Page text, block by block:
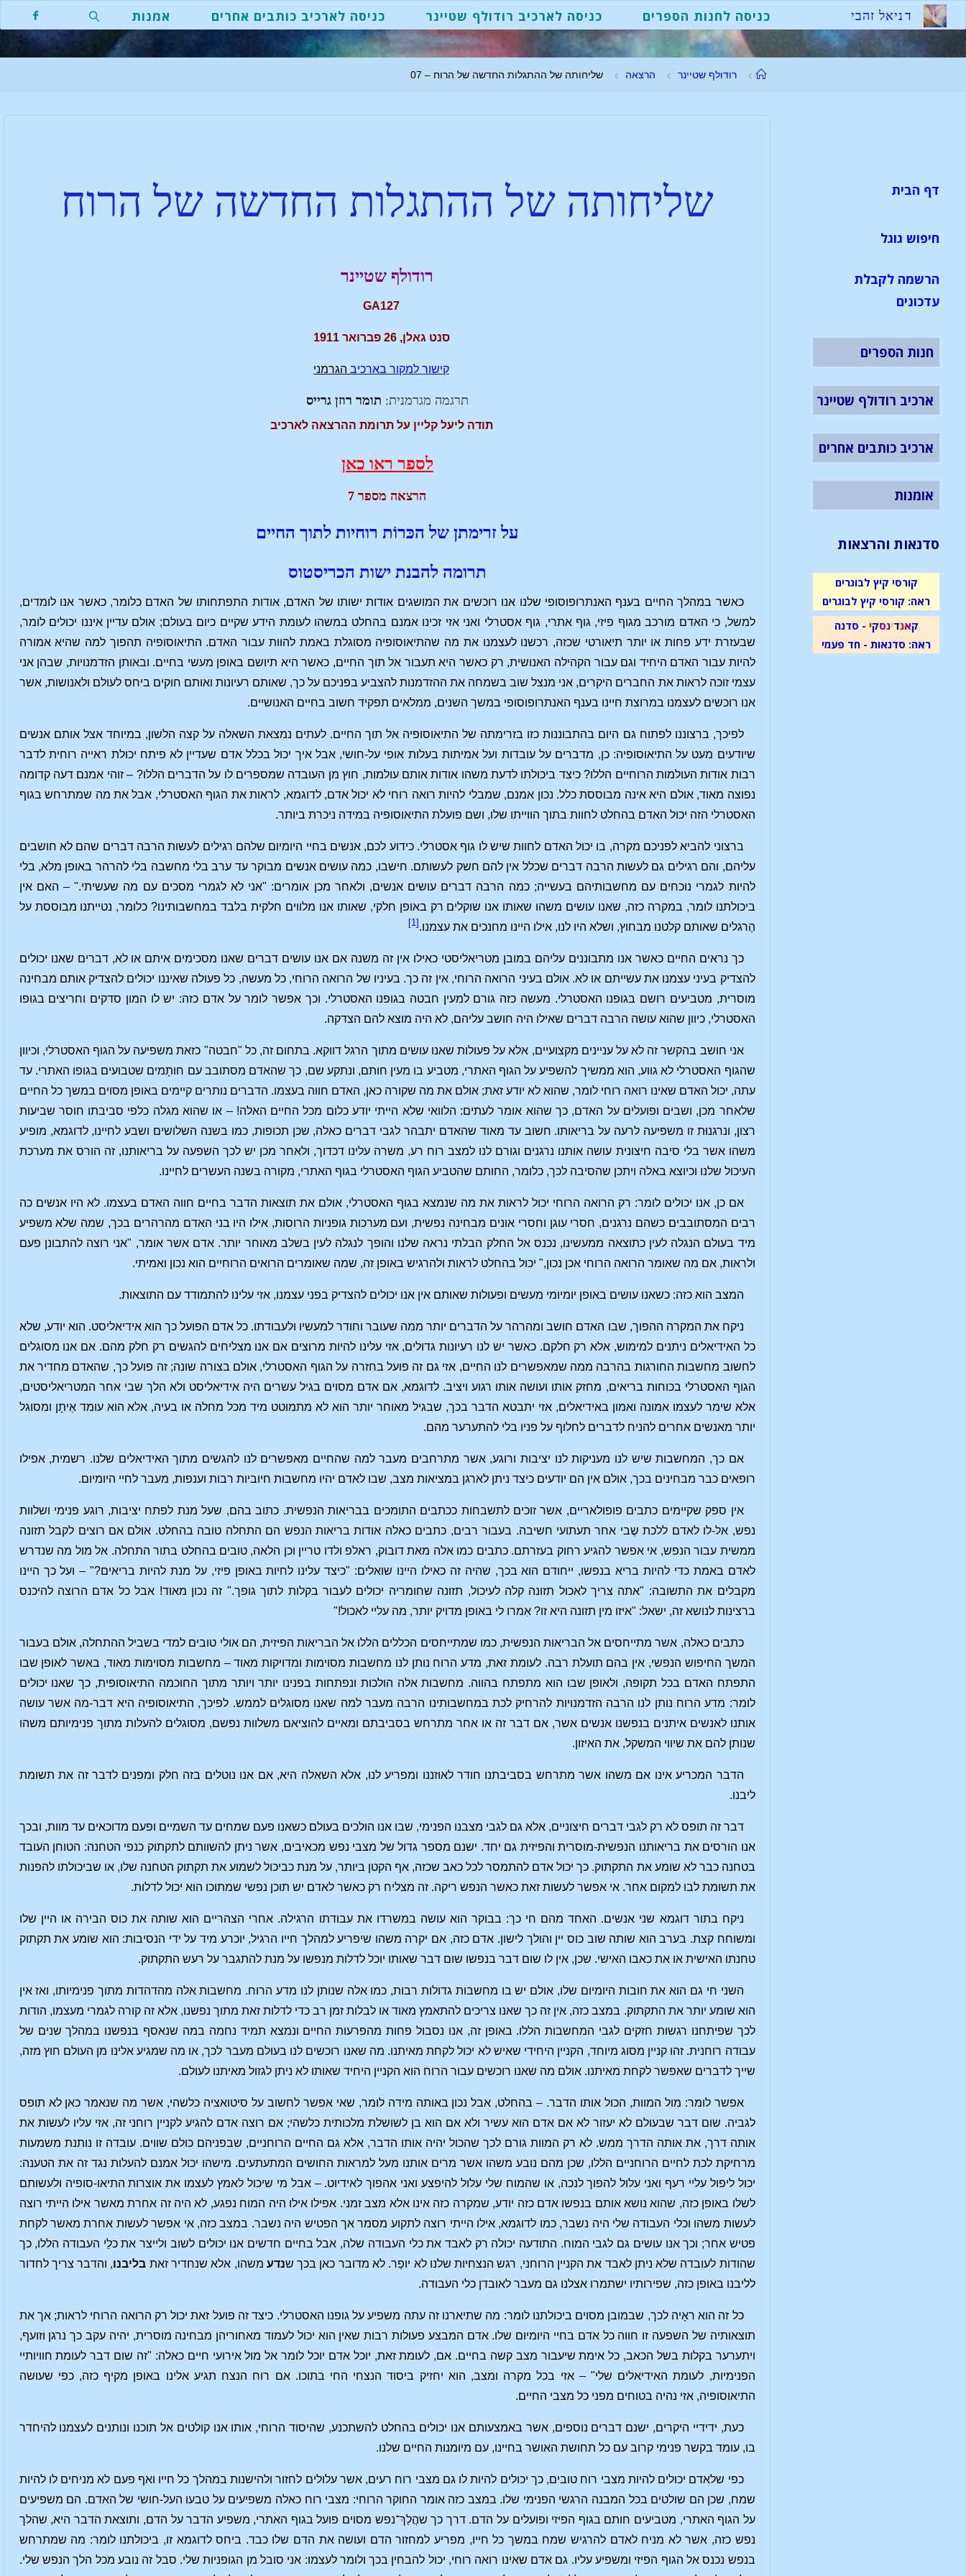
דניאל זהבי כניסה לחנות הספרים כניסה לארכיב רודולף שטיינר כניסה לארכיב כותבים אחרים אמנות
רודולף שטיינר הרצאה שליחותה של ההתגלות החדשה של הרוח – 07
שליחותה של ההתגלות החדשה של הרוח
רודולף שטיינר
GA127
סנט גאלן, 26 פברואר 1911
קישור למקור בארכיבהגרמני
תרגמה מגרמנית: תומר רוזן גרייס
תודה ליעל קליין על תרומת ההרצאה לארכיב
לספר ראו כאן
הרצאה מספר 7
על זרימתן של הכּרוֹת רוחיות לתוך החיים
תרומה להבנת ישות הכריסטוס
כאשר במהלך החיים בענף האנתרופוסופי שלנו אנו רוכשים את המושגים אודות ישותו של האדם, אודות התפתחותו של האדם כלומר, כאשר אנו לומדים,
למשל, כי האדם מורכב מגוף פיזי, גוף אתרי, גוף אסטרלי ואני אזי זכינו אמנם בהחלט במשהו לעומת הידע שקיים כיום בעולם; אולם עדיין איננו יכולים לומר,
שבעזרת ידע פחות או יותר תיאורטי שכזה, רכשנו לעצמנו את מה שהתיאוסופיה מסוגלת באמת להוות עבור האדם. התיאוסופיה תהפוך למה שהיא אמורה
להיות עבור האדם היחיד וגם עבור הקהילה האנושית, רק כאשר היא תעבור אל תוך החיים, כאשר היא תיושם באופן מעשי בחיים. ובאותן הזדמנויות, שבהן אני
עצמי זוכה לראות את החברים היקרים, אני מנצל שוב בשמחה את ההזדמנות להצביע בפניכם על כך, שאותם רעיונות ואותם חוקים ביחס לעולם ולאנושות, אשר
אנו רוכשים לעצמנו במרוצת חיינו בענף האנתרופוסופי במשך השנים, ממלאים תפקיד חשוב בחיים האנושיים.
לפיכך, ברצוננו לפתוח גם היום בהתבוננות כזו בזרימתה של התיאוסופיה אל תוך החיים. לעתים נמצאת השאלה על קצה הלשון, במיוחד אצל אותם אנשים
שיודעים מעט על התיאוסופיה: כן, מדברים על עובדות ועל אמיתות בעלות אופי על-חושי, אבל איך יכול בכלל אדם שעדיין לא פיתח יכולת ראייה רוחית לדבר
רבות אודות העולמות הרוחיים הללו? כיצד ביכולתו לדעת משהו אודות אותם עולמות, חוץ מן העובדה שמספרים לו על הדברים הללו? – זוהי אמנם דעה קדומה
נפוצה מאוד, אולם היא אינה מבוססת כלל. נכון אמנם, שמבלי להיות רואה רוחי לא יכול אדם, לדוגמא, לראות את הגוף האסטרלי, אבל את מה שמתרחש בגוף
האסטרלי הזה יכול האדם בהחלט לחוות בתוך הווייתו שלו, ושם פועלת התיאוסופיה במידה ניכרת ביותר.
ברצוני להביא לפניכם מקרה, בו יכול האדם לחוות שיש לו גוף אסטרלי. כידוע לכם, אנשים בחיי היומיום שלהם רגילים לעשות הרבה דברים שהם לא חושבים
עליהם, והם רגילים גם לעשות הרבה דברים שכלל אין להם חשק לעשותם. חישבו, כמה עושים אנשים מבוקר עד ערב בלי מחשבה בלי להרהר באופן מלא, בלי
להיות לגמרי נוכחים עם מחשבותיהם בעשייה; כמה הרבה דברים עושים אנשים, ולאחר מכן אומרים: "אני לא לגמרי מסכים עם מה שעשיתי." – האם אין
ביכולתנו לומר, במקרה כזה, שאנו עושים משהו שאותו אנו שוקלים רק באופן חלקי, שאותו אנו מלווים חלקית בלבד במחשבותינו? כלומר, נטייתנו מבוססת על
הֶרגלים שאותם קלטנו מבחוץ, ושלא היו לנו, אילו היינו מחנכים את עצמנו. [1]
כך נראים החיים כאשר אנו מתבוננים עליהם במובן מטריאליסטי כאילו אין זה משנה אם אנו עושים דברים שאנו מסכימים איתם או לא, דברים שאנו יכולים
להצדיק בעיני עצמנו את עשייתם או לא. אולם בעיני הרואה הרוחי, אין זה כך. בעיניו של הרואה הרוחי, כל מעשה, כל פעולה שאיננו יכולים להצדיק אותם מבחינה
מוסרית, מטביעים רושם בגופנו האסטרלי. מעשה כזה גורם למעין חבטה בגופנו האסטרלי. וכך אפשר לומר על אדם כזה: יש לו המון סדקים וחריצים בגופו
האסטרלי, כיוון שהוא עושה הרבה דברים שאילו היה חושב עליהם, לא היה מוצא להם הצדקה.
אני חושב בהקשר זה לא על עניינים מקצועיים, אלא על פעולות שאנו עושים מתוך הרגל דווקא. בתחום זה, כל "חבטה" כזאת משפיעה על הגוף האסטרלי, וכיוון
שהגוף האסטרלי לא גווע, הוא ממשיך להשפיע על הגוף האתרי, מטביע בו מעין חותם, ונתקע שם, כך שהאדם מסתובב עם חותָמים שטבועים בגופו האתרי. עד
עתה, יכול האדם שאינו רואה רוחי לומר, שהוא לא יודע זאת; אולם את מה שקורה כאן, האדם חווה בעצמו. הדברים נותרים קיימים באופן מסוים במשך כל החיים
שלאחר מכן, ושבים ופועלים על האדם, כך שהוא אומר לעתים: הלוואי שלא הייתי יודע כלום מכל החיים האלה! – או שהוא מגלה כלפי סביבתו חוסר שביעות
רצון, ונרגנוּת זו משפיעה לרעה על בריאותו. חשוב עד מאוד שהאדם יתבהר לגבי דברים כאלה, שכן תכופות, כמו בשנה השלושים ושבע לחיינו, לדוגמא, מופיע
משהו אשר בלי סיבה חיצונית עושה אותנו נרגנים וגורם לנו למצב רוח רע, משרה עלינו דכדוך, ולאחר מכן יש לכך השפעה על בריאותנו, זה הורס את מערכת
העיכול שלנו וכיוצא באלה ויתכן שהסיבה לכך, כלומר, החותם שהטביע הגוף האסטרלי בגוף האתרי, מקורה בשנה העשרים לחיינו.
אם כן, אנו יכולים לומר: רק הרואה הרוחי יכול לראות את מה שנמצא בגוף האסטרלי, אולם את תוצאות הדבר בחיים חווה האדם בעצמו. לא היו אנשים כה
רבים המסתובבים כשהם נרגנים, חסרי עוגן וחסרי אונים מבחינה נפשית, ועם מערכות גופניות הרוסות, אילו היו בני האדם מהרהרים בכך, שמה שלא משפיע
מיד בעולם הנגלה לעין כתוצאה ממעשינו, נכנס אל החלק הבלתי נראה שלנו והופך לנגלה לעין בשלב מאוחר יותר. אדם אשר אומר, "אני רוצה להתבונן פעם
ולראות, אם מה שאומר הרואה הרוחי אכן נכון," יכול בהחלט לראות ולהרגיש באופן זה, שמה שאומרים הרואים הרוחיים הוא נכון ואמיתי.
המצב הוא כזה: כשאנו עושים באופן יומיומי מעשים ופעולות שאותם אין אנו יכולים להצדיק בפני עצמנו, אזי עלינו להתמודד עם התוצאות.
ניקח את המקרה ההפוך, שבו האדם חושב ומהרהר על הדברים יותר ממה שעובר וחודר למעשיו ולעבודתו. כל אדם הפועל כך הוא אידיאליסט. הוא יודע, שלא
כל האידיאלים ניתנים למימוש, אלא רק חלקם. כאשר יש לנו רעיונות גדולים, אזי עלינו להיות מרוצים אם אנו מצליחים להגשים רק חלק מהם. אם אנו מסוגלים
לחשוב מחשבות החורגות בהרבה ממה שמאפשרים לנו החיים, אזי גם זה פועל בחזרה על הגוף האסטרלי, אולם בצורה שונה; זה פועל כך, שהאדם מחדיר את
הגוף האסטרלי בכוחות בריאים, מחזק אותו ועושה אותו רגוע ויציב. לדוגמא, אם אדם מסוים בגיל עשרים היה אידיאליסט ולא הלך שבי אחר המטריאליסטים,
אלא שימר לעצמו אמונה ואמון באידיאלים, אזי יתבטא הדבר בכך, שבגיל מאוחר יותר הוא לא מתמוטט מיד מכל מחלה או בעיה, אלא הוא עומד אֵיתָן ומסוגל
יותר מאנשים אחרים להניח לדברים לחלוף על פניו בלי להתערער מהם.
אם כך, המחשבות שיש לנו מעניקות לנו יציבות ורוגע, אשר מתרחבים מעבר למה שהחיים מאפשרים לנו להגשים מתוך האידיאלים שלנו. רשמית, אפילו
רופאים כבר מבחינים בכך, אולם אין הם יודעים כיצד ניתן לארגן במציאות מצב, שבו לאדם יהיו מחשבות חיוביות רבות וענפות, מעבר לחיי היומיום.
אין ספק שקיימים כתבים פופולאריים, אשר זוכים לתשבחות ככתבים התומכים בבריאות הנפשית. כתוב בהם, שעל מנת לפתח יציבות, רוגע פנימי ושלוות
נפש, אל-לו לאדם ללכת שֶבי אחר תעתועי חשיבה. בעבור רבים, כתבים כאלה אודות בריאות הנפש הם התחלה טובה בהחלט. אולם אם רוצים לקבל תזונה
ממשית עבור הנפש, אי אפשר להגיע רחוק בעזרתם. כתבים כמו אלה מאת דובוק, ראלפ ולדו טריין וכן הלאה, טובים בהחלט בתור התחלה. אל מול מה שנדרש
לאדם באמת כדי להיות בריא בנפשו, ייחודם הוא בכך, שהיה זה כאילו היינו שואלים: "כיצד עלינו לחיות באופן פיזי, על מנת להיות בריאים?" – ועל כך היינו
מקבלים את התשובה: "אתה צריך לאכול תזונה קלה לעיכול, תזונה שחומריה יכולים לעבור בקלות לתוך גופך." זה נכון מאוד! אבל כל אדם הרוצה להיכנס
ברצינות לנושא זה, ישאל: "איזו מין תזונה היא זו? אִמרו לי באופן מדויק יותר, מה עליי לאכול!"
כתבים כאלה, אשר מתייחסים אל הבריאות הנפשית, כמו שמתייחסים הכללים הללו אל הבריאות הפיזית, הם אולי טובים למדי בשביל ההתחלה, אולם בעבור
המשך החיפוש הנפשי, אין בהם תועלת רבה. לעומת זאת, מדע הרוח נותן לנו מחשבות מסוימות ומדויקות מאוד – מחשבות מסוימות מאוד, באשר לאופן שבו
התפתח האדם בכל תקופה, ולאופן שבו הוא מתפתח בהווה. מחשבות אלה הולכות ונפתחות בפנינו יותר ויותר מתוך החוכמה התיאוסופית, כך שאנו יכולים
לומר: מדע הרוח נותן לנו הרבה הזדמנויות להרחיק לכת במחשבותינו הרבה מעבר למה שאנו מסוגלים לממש. לפיכך, התיאוסופיה היא דבר-מה אשר עושה
אותנו לאנשים איתנים בנפשנו אנשים אשר, אם דבר זה או אחר מתרחש בסביבתם ומאיים להוציאם משלוות נפשם, מסוגלים להעלות מתוך פנימיותם משהו
שנותן להם את שיווי המשקל, את האיזון.
הדבר המכריע אינו אם משהו אשר מתרחש בסביבתנו חודר לאוזננו ומפריע לנו, אלא השאלה היא, אם אנו נוטלים בזה חלק ומפנים לדבר זה את תשומת
ליבנו.
דבר זה תופס לא רק לגבי דברים חיצוניים, אלא גם לגבי מצבנו הפנימי, שבו אנו הולכים בעולם כשאנו פעם שמחים עד השמיים ופעם מדוכאים עד מוות, ובכך
אנו הורסים את בריאותנו הנפשית-מוסרית והפיזית גם יחד. ישנם מספר גדול של מצבי נפש מכאיבים, אשר ניתן להשוותם לתקתוק כנפי הטחנה: הטוחן העובד
בטחנה כבר לא שומע את התקתוק. כך יכול אדם להתמסר לכל כאב שכזה, אף הקטן ביותר, על מנת כביכול לשמוע את תקתוק הטחנה שלו, או שביכולתו להפנות
את תשומת לבו למקום אחר. אי אפשר לעשות זאת כאשר הנפש ריקה. זה מצליח רק כאשר לאדם יש תוכן נפשי שמתוכו הוא יכול לדלות.
ניקח בתור דוגמא שני אנשים. האחד מהם חי כך: בבוקר הוא עושה במשרדו את עבודתו הרגילה. אחרי הצהריים הוא שותה את כוס הבירה או היין שלו
ומשוחח קצת. בערב הוא שותה שוב כוס יין והולך לישון. אדם כזה, אם יקרה משהו שיפריע למהלך חייו הרגיל, יוכרע מיד על ידי הנסיבות: הוא שומע את תקתוק
טחנתו האישית או את כאבו האישי. שכן, אין לו שום דבר בנפשו שום דבר שאותו יוכל לדלות מנפשו על מנת להתגבר על רעש התקתוק.
השני חי גם הוא את חובות היומיום שלו, אולם יש בו מחשבות גדולות רבות, כמו אלה שנותן לנו מדע הרוח. מחשבות אלה מהדהדות מתוך פנימיותו, ואז אין
הוא שומע יותר את התקתוק. במצב כזה, אין זה כך שאנו צריכים להתאמץ מאוד או לבלות זמן רב כדי לדלות זאת מתוך נפשנו, אלא זה קורה לגמרי מעצמו, הודות
לכך שפיתחנו רגשות חזקים לגבי המחשבות הללו. באופן זה, אנו נסבול פחות מהפרעות החיים ונמצא תמיד נחמה במה שנאסף בנפשנו במהלך שנים של
עבודה רוחנית. זהו קניין מסוג מיוחד, הקניין היחידי שאיש לא יכול לקחת מאיתנו. מה שאנו רוכשים לנו בעולם מעבר לכך, או מה שמגיע אלינו מן העולם חוץ מזה,
שייך לדברים שאפשר לקחת מאיתנו. אולם מה שאנו רוכשים עבור הרוח הוא הקניין היחיד שאותו לא ניתן לגזול מאיתנו לעולם.
אפשר לומר: מול המוות, הכול אותו הדבר. – בהחלט, אבל נכון באותה מידה לומר, שאי אפשר לחשוב על סיטואציה כלשהי, אשר מה שנאמר כאן לא תופס
לגביה. שום דבר שבעולם לא יעזור לא אם אדם הוא עשיר ולא אם הוא בן לשושלת מלכותית כלשהי; אם רוצה אדם להגיע לקניין רוחני זה, אזי עליו לעשות את
אותה דרך, את אותה הדרך ממש. לא רק המוות גורם לכך שהכול יהיה אותו הדבר, אלא גם החיים הרוחניים, שבפניהם כולם שווים. עובדה זו נותנת משמעות
מרחיקת לכת לחיים הרוחניים הללו, שכן מהם נובע משהו אשר מרים אותנו מעל למראות החושים המתעתעים. מישהו יכול אמנם להעלות נגד זה את הטענה:
יכול ליפול עליי רעף ואני עלול להפוך לנכה, או שהמוח שלי עלול להיפצע ואני אהפוך לאידיוט. – אבל מי שיכול לאמץ לעצמו את אוצרות התיאו-סופיה ולעשותם
לשלו באופן כזה, שהוא נושא אותם בנפשו אדם כזה יודע, שמקרה כזה אינו אלא מצב זמני. אפילו אילו היה המוח נפגע, לא היה זה אחרת מאשר אילו הייתי רוצה
לעשות משהו וכלי העבודה שלי היה נשבר, כמו לדוגמא, אילו הייתי רוצה לתקוע מסמר אך הפטיש היה נשבר. במצב כזה, אי אפשר לעשות אחרת מאשר לקחת
פטיש אחר; וכך אנו עושים גם לגבי המוח. התודעה יכולה רק לאבד את כלי העבודה שלה, אבל בחיים חדשים אנו יכולים לשוב ולייצר את כלֵי העבודה הללו, כך
שהודות לעובדה שלא ניתן לאבד את הקניין הרוחני, רגש הנצחיות שלנו לא יופַר. לא מדובר כאן בכך שנדע משהו, אלא שנחדיר זאת בליבנו, והדבר צריך לחדור
לליבנו באופן כזה, שפירותיו ישתמרו אצלנו גם מעבר לאובדן כלי העבודה.
כל זה הוא ראָיה לכך, שבמובן מסוים ביכולתנו לומר: מה שתיארנו זה עתה משפיע על גופנו האסטרלי. כיצד זה פועל זאת יכול רק הרואה הרוחי לראות; אך את
תוצאותיה של השפעה זו חווה כל אדם בחיי היומיום שלו. אדם המבצע פעולות רבות שאין הוא יכול לעמוד מאחוריהן מבחינה מוסרית, יהיה עקב כך נרגן וזועף,
ויתערער בקלות בשל הכאב, כל אימת שיעבור מצב קשה בחיים. אם, לעומת זאת, יוכל אדם יוכל לומר אל מול אירועי חיים כאלה: "זה שום דבר לעומת חוויותיי
הפנימיות, לעומת האידיאלים שלי" – אזי בכל מקרה ומצב, הוא יחזיק ביסוד הנצחי החי בתוכו. אם רוח הנצח תגיע אלינו באופן מקיף כזה, כפי שעושה
התיאוסופיה, אזי נהיה בטוחים מפני כל מצבי החיים.
כעת, ידידיי היקרים, ישנם דברים נוספים, אשר באמצעותם אנו יכולים בהחלט להשתכנע, שהיסוד הרוחי, אותו אנו קולטים אל תוכנו ונותנים לעצמנו להיחדר
בו, עומד בקשר פנימי קרוב עם כל תחושת האושר בחיינו, עם מיומנות החיים שלנו.
כפי שלאדם יכולים להיות מצבי רוח טובים, כך יכולים להיות לו גם מצבי רוח רעים, אשר עלולים לחזור ולהישנות במהלך כל חייו ואף פעם לא מניחים לו להיות
שמח, שכן הם שולטים בכל המבנה הרגשי הפנימי שלו. במצב כזה אומר החוקר הרוחי: מצבי רוח כאלה משפיעים על טבעו העל-חושי של האדם. הם משפיעים
על הגוף האתרי, מטביעים חותם בגוף הפיזי ופועלים על הדם. דרך כך שהֲלַךְ־נפש מסוים פועל בגוף האתרי, משפיע הדבר על הדם, ותוצאת הדבר היא, שהלך
נפש כזה, אשר לא מניח לאדם להרגיש שמח במשך כל חייו, מפריע למחזור הדם ועושה את הדם שלו כבד. ביחס לדוגמא זו, ביכולתנו לומר: מה שמתרחש
בנפש נכנס אל הגוף הפיזי ומשפיע עליו. גם אדם שאינו רואה רוחי, יכול להבחין בכך ולומר לעצמו: אני סובל מן הגופניות שלי. סבל זה נובע מכל הלך הנפש שלי.
דף הבית
חיפוש גוגל
הרשמה לקבלת
עדכונים
חנות הספרים
ארכיב רודולף שטיינר
ארכיב כותבים אחרים
אומנות
סדנאות והרצאות
קורסי קיץ לבוגרים
ראה: קורסי קיץ לבוגרים
קאנדינסקי - סדנה
ראה: סדנאות - חד פעמי